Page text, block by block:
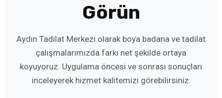
Görün
Aydın Tadilat Merkezi olarak boya badana ve tadilat
çalışmalarımızda farkı net şekilde ortaya
koyuyoruz. Uygulama öncesi ve sonrası sonuçları
inceleyerek hizmet kalitemizi görebilirsiniz.